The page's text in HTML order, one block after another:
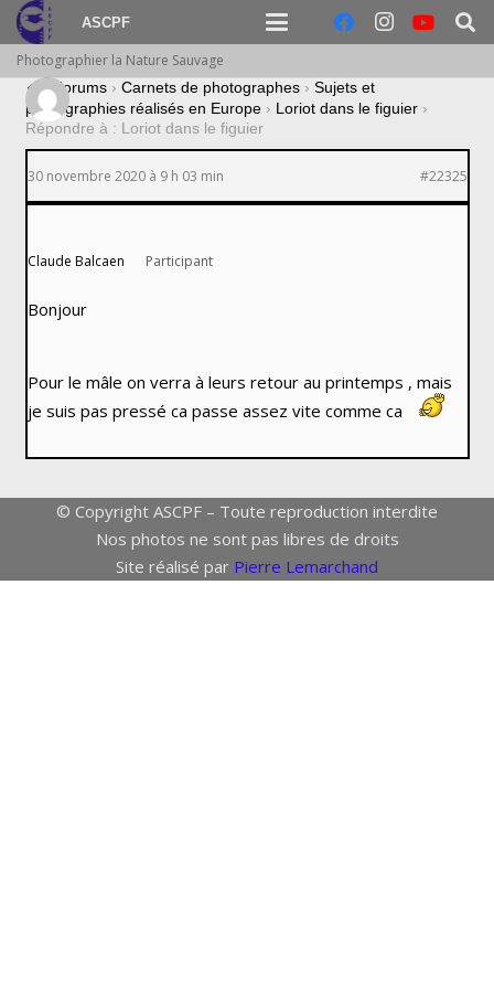
ASCPF
Photographier la Nature Sauvage
› Forums › Carnets de photographes › Sujets et
photographies réalisés en Europe › Loriot dans le figuier ›
Répondre à : Loriot dans le figuier
30 novembre 2020 à 9 h 03 min #22325
Claude Balcaen Participant
Bonjour
Pour le mâle on verra à leurs retour au printemps , mais
je suis pas pressé ca passe assez vite comme ca
© Copyright ASCPF – Toute reproduction interdite
Nos photos ne sont pas libres de droits
Site réalisé par Pierre Lemarchand